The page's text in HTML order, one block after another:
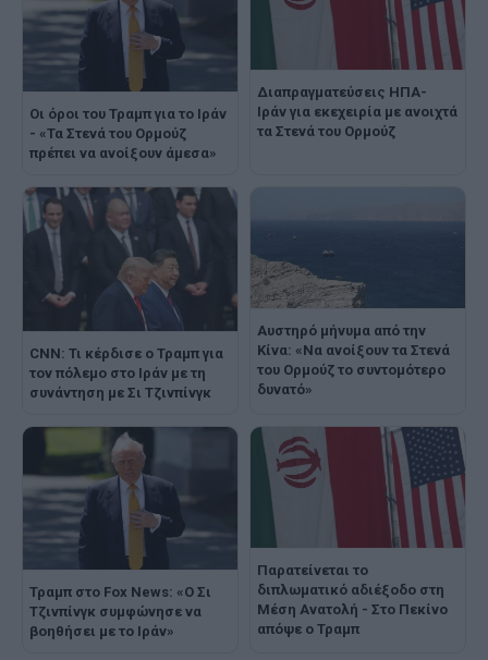
Οι όροι του Τραμπ για το Ιράν
- «Τα Στενά του Ορμούζ
πρέπει να ανοίξουν άμεσα»
Διαπραγματεύσεις ΗΠΑ-
Ιράν για εκεχειρία με ανοιχτά
τα Στενά του Ορμούζ
CNN: Τι κέρδισε ο Τραμπ για
τον πόλεμο στο Ιράν με τη
συνάντηση με Σι Τζινπίνγκ
Αυστηρό μήνυμα από την
Κίνα: «Να ανοίξουν τα Στενά
του Ορμούζ το συντομότερο
δυνατό»
Τραμπ στο Fox News: «Ο Σι
Τζινπίνγκ συμφώνησε να
βοηθήσει με το Ιράν»
Παρατείνεται το
διπλωματικό αδιέξοδο στη
Μέση Ανατολή - Στο Πεκίνο
απόψε ο Τραμπ